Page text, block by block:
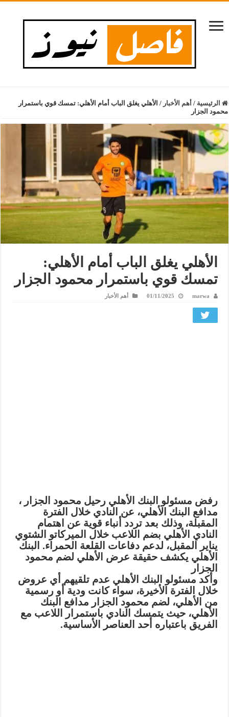
الرئيسية / أهم الأخبار / الأهلي يغلق الباب أمام الأهلي: تمسك قوي باستمرار
محمود الجزار
الأهلي يغلق الباب أمام الأهلي:
تمسك قوي باستمرار محمود الجزار
marwa
01/11/2025 أهم الأخبار
رفض مسئولو البنك الأهلي رحيل محمود الجزار ،
مدافع البنك الأهلي، عن النادي خلال الفترة
المقبلة، وذلك بعد تردد أنباء قوية عن اهتمام
النادي الأهلي بضم اللاعب خلال الميركاتو الشتوي
يناير المقبل، لدعم دفاعات القلعة الحمراء. البنك
الأهلي يكشف حقيقة عرض الأهلي لضم محمود
الجزار
وأكد مسئولو البنك الأهلي عدم تلقيهم أي عروض
خلال الفترة الأخيرة، سواء كانت ودية أو رسمية
من الأهلي، لضم محمود الجزار مدافع البنك
الأهلي، حيث يتمسك النادي باستمرار اللاعب مع
الفريق باعتباره أحد العناصر الأساسية.